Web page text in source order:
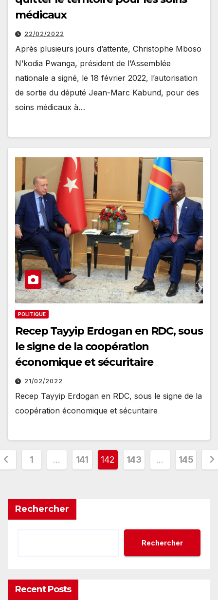
médicaux
22/02/2022
Après plusieurs jours d’attente, Christophe Mboso
N’kodia Pwanga, président de l’Assemblée
nationale a signé, le 18 février 2022, l’autorisation
de sortie du député Jean-Marc Kabund, pour des
soins médicaux à…
POLITIQUE
Recep Tayyip Erdogan en RDC, sous
le signe de la coopération
économique et sécuritaire
21/02/2022
Recep Tayyip Erdogan en RDC, sous le signe de la
coopération économique et sécuritaire
1 … 141 142 143 … 145
Rechercher
Rechercher
Recent Posts